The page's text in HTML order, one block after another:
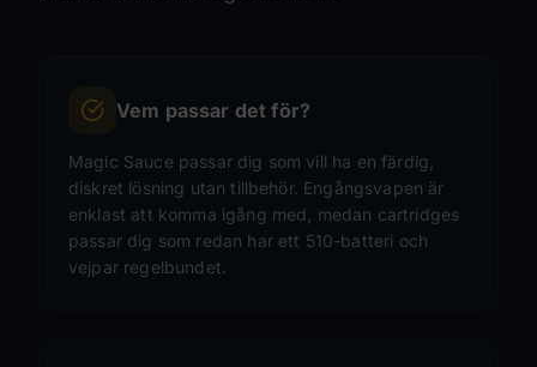
Vem passar det för?
Magic Sauce passar dig som vill ha en färdig,
diskret lösning utan tillbehör. Engångsvapen är
enklast att komma igång med, medan cartridges
passar dig som redan har ett 510-batteri och
vejpar regelbundet.